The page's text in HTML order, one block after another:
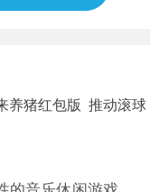
养猪红包版 推动滚球